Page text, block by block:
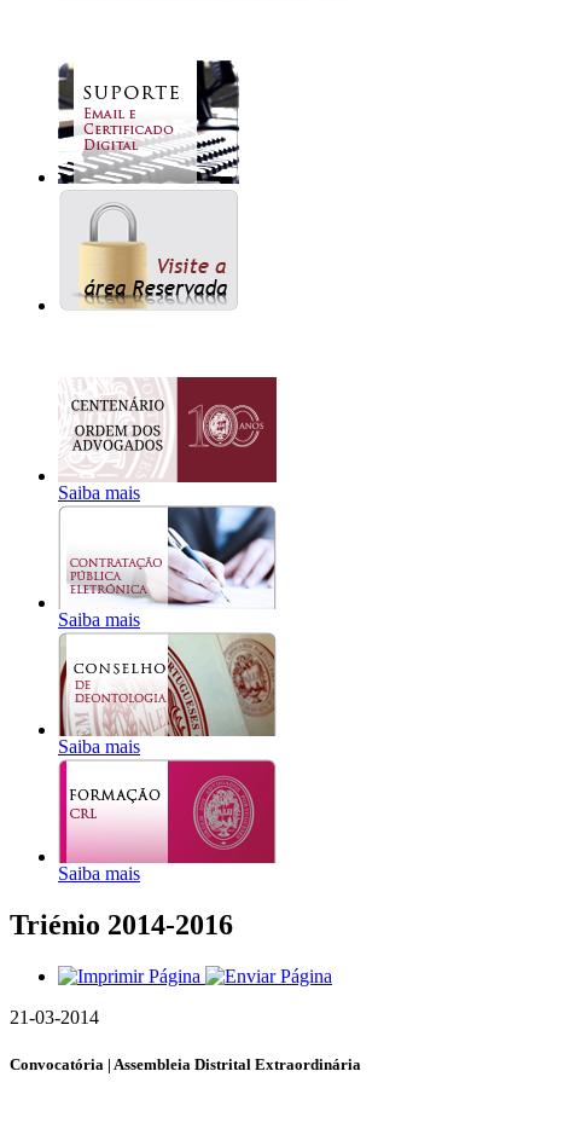
Saiba mais
Saiba mais
Saiba mais
Saiba mais
Triénio 2014-2016
21-03-2014
Convocatória | Assembleia Distrital Extraordinária